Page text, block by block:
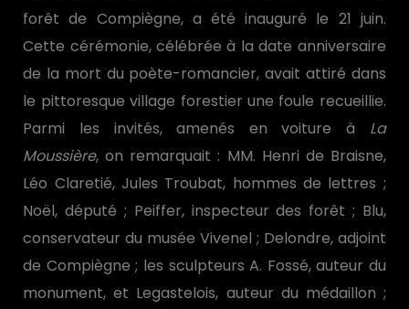
forêt de Compiègne, a été inauguré le 21 juin.
Cette cérémonie, célébrée à la date anniversaire
de la mort du poète-romancier, avait attiré dans
le pittoresque village forestier une foule recueillie.
Parmi les invités, amenés en voiture à La
Moussière, on remarquait : MM. Henri de Braisne,
Léo Claretié, Jules Troubat, hommes de lettres ;
Noël, député ; Peiffer, inspecteur des forêt ; Blu,
conservateur du musée Vivenel ; Delondre, adjoint
de Compiègne ; les sculpteurs A. Fossé, auteur du
monument, et Legastelois, auteur du médaillon ;